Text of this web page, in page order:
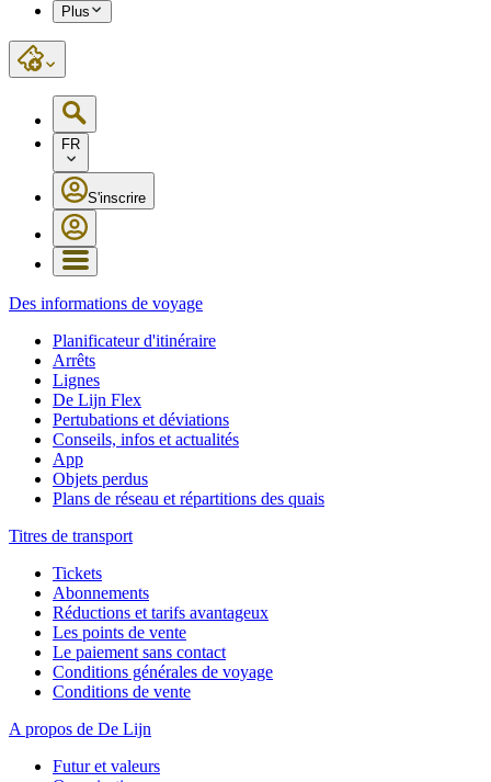
Plus
FR
S'inscrire
Des informations de voyage
Planificateur d'itinéraire
Arrêts
Lignes
De Lijn Flex
Pertubations et déviations
Conseils, infos et actualités
App
Objets perdus
Plans de réseau et répartitions des quais
Titres de transport
Tickets
Abonnements
Réductions et tarifs avantageux
Les points de vente
Le paiement sans contact
Conditions générales de voyage
Conditions de vente
A propos de De Lijn
Futur et valeurs